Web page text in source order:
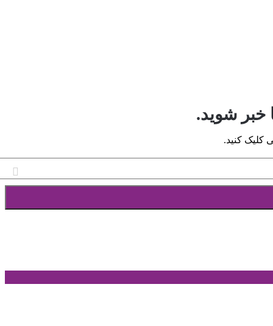
خبر شوید.
کلیک کنید.